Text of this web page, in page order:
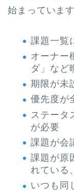
始まっています
課題一覧
オーナー
ダ」など
期限が未
優先度が
ステータ
が必要
課題が会
課題が原
れている
いつも同